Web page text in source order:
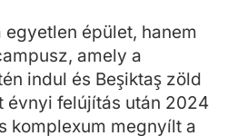
egyetlen épület, hanem
amely a
indul és Beşiktaş zöld
évnyi felújítás után 2024
komplexum megnyílt a